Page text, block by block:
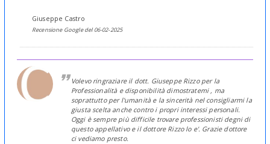
Giuseppe Castro
Recensione Google del 06-02-2025
Volevo ringraziare il dott. Giuseppe Rizzo per la
Professionalità e disponibilità dimostratemi , ma
soprattutto per l'umanità e la sincerità nel consigliarmi la
giusta scelta anche contro i propri interessi personali.
Oggi è sempre più difficile trovare professionisti degni di
questo appellativo e il dottore Rizzo lo e'. Grazie dottore
ci vediamo presto.